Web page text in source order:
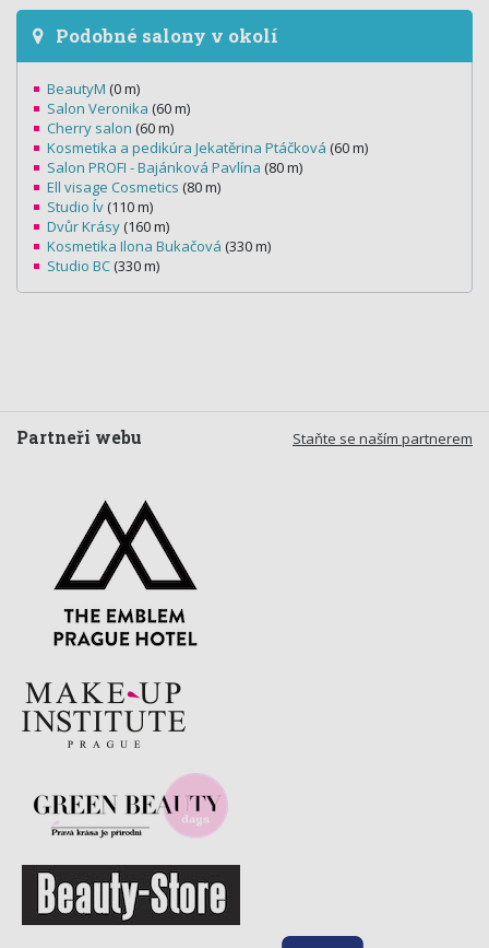
Podobné salony v okolí
BeautyM (0 m)
Salon Veronika (60 m)
Cherry salon (60 m)
Kosmetika a pedikúra Jekatěrina Ptáčková (60 m)
Salon PROFI - Bajánková Pavlína (80 m)
Ell visage Cosmetics (80 m)
Studio Ív (110 m)
Dvůr Krásy (160 m)
Kosmetika Ilona Bukačová (330 m)
Studio BC (330 m)
Staňte se naším partnerem
Partneři webu